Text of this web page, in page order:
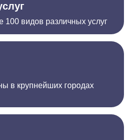
видов различных услуг
в крупнейших городах